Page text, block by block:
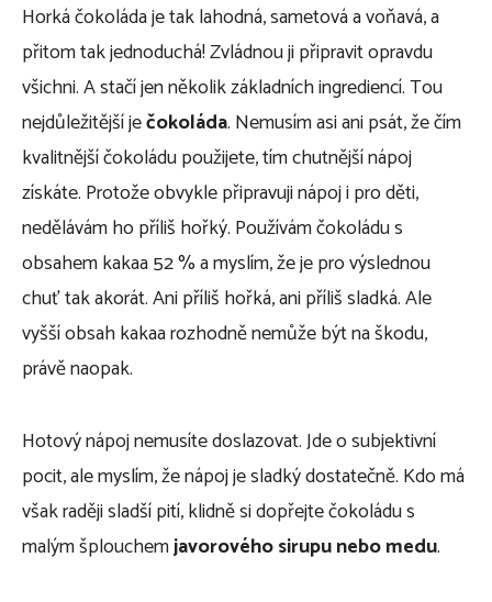
Horká čokoláda je tak lahodná, sametová a voňavá, a
přitom tak jednoduchá! Zvládnou ji připravit opravdu
všichni. A stačí jen několik základních ingrediencí. Tou
nejdůležitější ječokoláda. Nemusím asi ani psát, že čím
kvalitnější čokoládu použijete, tím chutnější nápoj
získáte. Protože obvykle připravuji nápoj i pro děti,
nedělávám ho příliš hořký. Používám čokoládu s
obsahem kakaa 52 % a myslím, že je pro výslednou
chuť tak akorát. Ani příliš hořká, ani příliš sladká. Ale
vyšší obsah kakaa rozhodně nemůže být na škodu,
právě naopak.
Hotový nápoj nemusíte doslazovat. Jde o subjektivní
pocit, ale myslím, že nápoj je sladký dostatečně. Kdo má
však raději sladší pití, klidně si dopřejte čokoládu s
malým šplouchemjavorového sirupu nebo medu.